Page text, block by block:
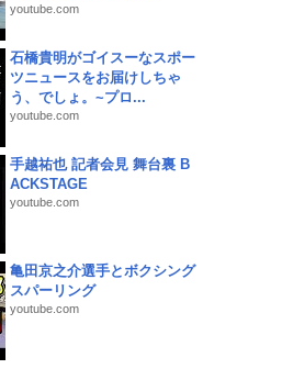
youtube.com
石橋貴明がゴイスーなスポー
ツニュースをお届けしちゃ
う、でしょ。~プロ...
youtube.com
手越祐也 記者会見 舞台裏 B
ACKSTAGE
youtube.com
亀田京之介選手とボクシング
スパーリング
youtube.com